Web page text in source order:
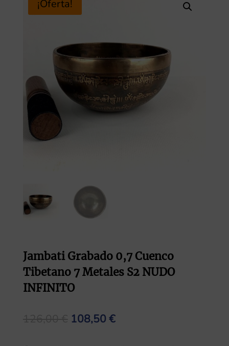
¡Oferta!
Jambati Grabado 0,7 Cuenco
Tibetano 7 Metales S2 NUDO
INFINITO
El
108,50 €El